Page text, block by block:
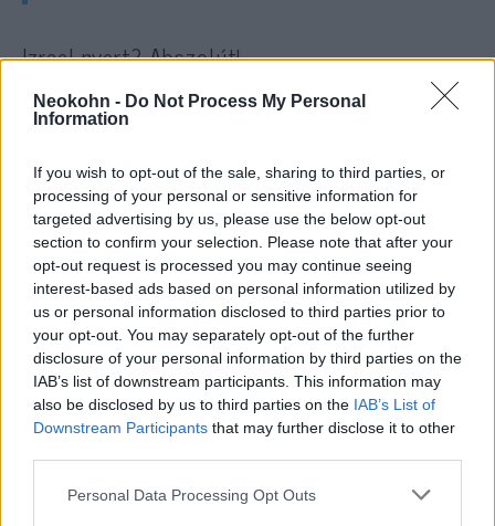
Neokohn - Do Not Process My Personal
Information
If you wish to opt-out of the sale, sharing to third parties, or
processing of your personal or sensitive information for
targeted advertising by us, please use the below opt-out
section to confirm your selection. Please note that after your
opt-out request is processed you may continue seeing
interest-based ads based on personal information utilized by
us or personal information disclosed to third parties prior to
your opt-out. You may separately opt-out of the further
disclosure of your personal information by third parties on the
IAB’s list of downstream participants. This information may
also be disclosed by us to third parties on the IAB’s List of
Downstream Participants that may further disclose it to other
Please note that this website/app uses one or more Google
Personal Data Processing Opt Outs
Izrael nyert?Abszolút!
Megkapta a technológiai segítséget és
atomprogramot egy jó időre. Ezzel
elhárította a feje felől a legégetőbb
egzisztenciális fenyegetést.
Az USA Jeruzsálem feje felettírta aláa MoU-
t (Memorandum of Understanding, az
amerikai-iráni egyetértési megállapodás – a
szerk.) és kivonult a buliból. Látszólag úgy
tűnik, mintha elárulta volna a szövetségesét,
de nem!